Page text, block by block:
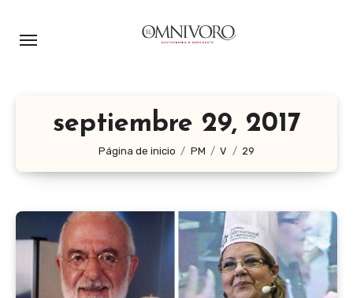
septiembre 29, 2017
Página de inicio PM V 29